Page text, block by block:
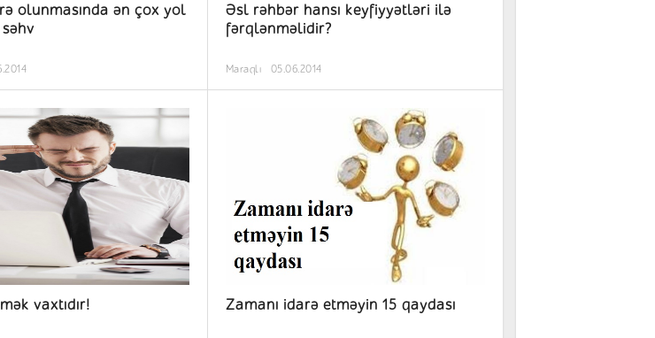
olunmasında ən çox yol
Əsl rəhbər hansı keyfiyyətləri ilə
fərqlənməlidir?
Maraqlı 05.06.2014
vaxtıdır! Zamanı idarə etməyin 15 qaydası